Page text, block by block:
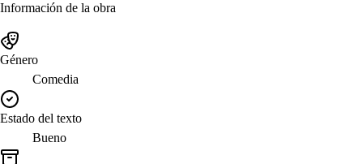
Información de la obra
Género
Comedia
Estado del texto
Bueno